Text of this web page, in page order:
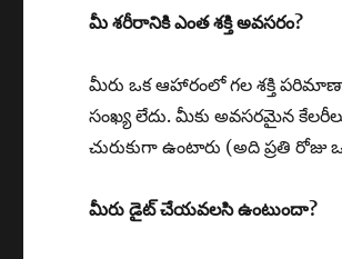
మీ శరీరానికి ఎంత శక్తి అవసరం?
మీరు ఒక ఆహారంలో గల శక్తి
సంఖ్య లేదు. మీకు అవసరమైన
చురుకుగా ఉంటారు (అది ప్రతి
మీరు డైట్ చేయవలసి ఉంటుందా?